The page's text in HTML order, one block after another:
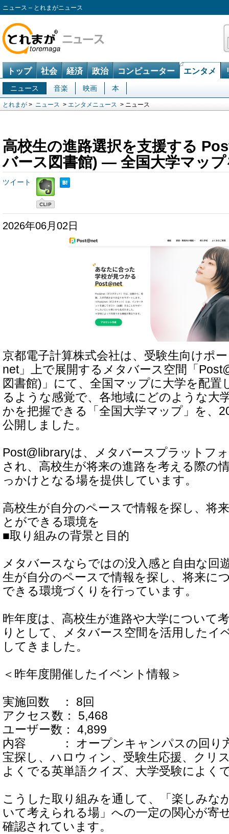
ニュース – とれまがニュース
トップ 社会 経済 政治 コンピューター エンタメ
ニュース 音楽 映画 本
とれまが > ニュース > エンタメニュース > ニュース
高校生の進路選択を支援する
バース図書館) ― 全国大学マッ
ツイート
2026年06月02日
京都電子計算株式会社は、受験生向けポ
net」上で展開するメタバース空間「
図書館)」にて、全国マップに大学を配置
るような感覚で、各地域にどのような大
かを把握できる「全国大学マップ」を、
公開しました。
Post@libraryは、メタバースプラットフ
され、高校生が将来の進路を考える際の
っかけとなる場を提供しています。
高校生が自分のペースで情報を探し、将
とができる環境を
■取り組みの背景と目的
メタバースならではの没入感と自由な回
生が自分のペースで情報を探し、将来に
できる環境づくりを行っています。
昨年度は、高校生が進路や大学について
りとして、メタバース空間を活用したイ
してきました。
＜昨年度開催したイベント情報＞
実施回数 ： 8回
アクセス数： 5,468
ユーザー数： 4,899
内容 ： オープンキャンパスの回り方
宝探し、ハロウィン、受験生応援、クリ
よくでる英単語クイズ、大学受験によく
こうした取り組みを通して、「楽しみな
いて考えられる場」への一定の関心が寄
確認されています。